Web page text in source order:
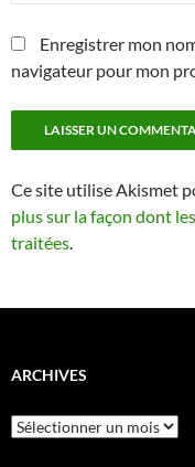
Enregistrer mon
navigateur pour mon
Ce site utilise Akismet
plus sur la façon dont
traitées.
ARCHIVES
Archives